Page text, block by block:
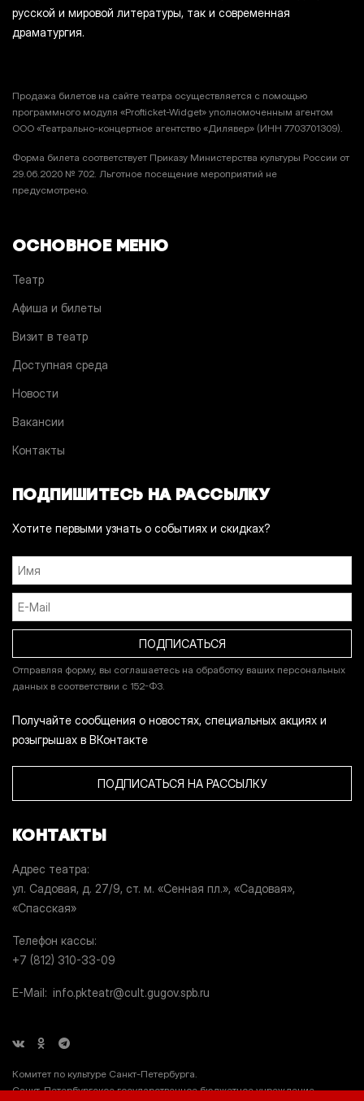
русской и мировой литературы, так и современная
драматургия.
Продажа билетов на сайте театра осуществляется с помощью
программного модуля «Profticket-Widget» уполномоченным агентом
ООО «Театрально-концертное агентство «Дилявер» (ИНН 7703701309).
Форма билета соответствует Приказу Министерства культуры России от
29.06.2020 № 702. Льготное посещение мероприятий не
предусмотрено.
ОСНОВНОЕ МЕНЮ
Театр
Афиша и билеты
Визит в театр
Доступная среда
Новости
Вакансии
Контакты
ПОДПИШИТЕСЬ НА РАССЫЛКУ
Хотите первыми узнать о событиях и скидках?
Отправляя форму, вы соглашаетесь на обработку ваших персональных
данных в соответствии с 152-ФЗ.
Получайте сообщения о новостях, специальных акциях и
розыгрышах в ВКонтакте
ПОДПИСАТЬСЯ НА РАССЫЛКУ
КОНТАКТЫ
Адрес театра
ул. Садовая, д. 27/9, ст. м. «Сенная пл.», «Садовая»,
«Спасская»
Телефон кассы
+7 (812) 310-33-09
E-Mail info.pkteatr@cult.gugov.spb.ru
Комитет по культуре Санкт-Петербурга.
Санкт-Петербургское государственное бюджетное учреждение